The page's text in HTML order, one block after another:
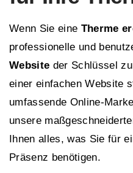
Wenn Sie eine Therme
professionelle und
Website der Schlüssel
einer einfachen Website
umfassende Online-
unsere
Ihnen alles, was Sie für
Präsenz benötigen.